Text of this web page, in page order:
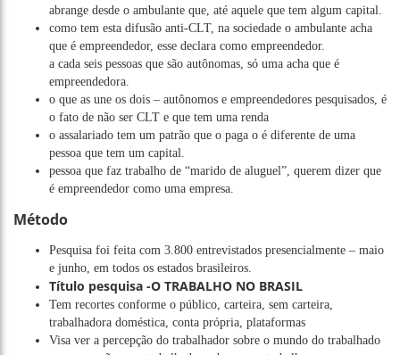
abrange desde o ambulante que, até aquele que tem algum capital.
como tem esta difusão anti-CLT, na sociedade o ambulante acha
que é empreendedor, esse declara como empreendedor.
a cada seis pessoas que são autônomas, só uma acha que é
empreendedora.
o que as une os dois – autônomos e empreendedores pesquisados, é
o fato de não ser CLT e que tem uma renda
o assalariado tem um patrão que o paga o é diferente de uma
pessoa que tem um capital.
pessoa que faz trabalho de “marido de aluguel”, querem dizer que
é empreendedor como uma empresa.
Método
Pesquisa foi feita com 3.800 entrevistados presencialmente – maio
e junho, em todos os estados brasileiros.
Título pesquisa -O TRABALHO NO BRASIL
Tem recortes conforme o público, carteira, sem carteira,
trabalhadora doméstica, conta própria, plataformas
Visa ver a percepção do trabalhador sobre o mundo do trabalhado